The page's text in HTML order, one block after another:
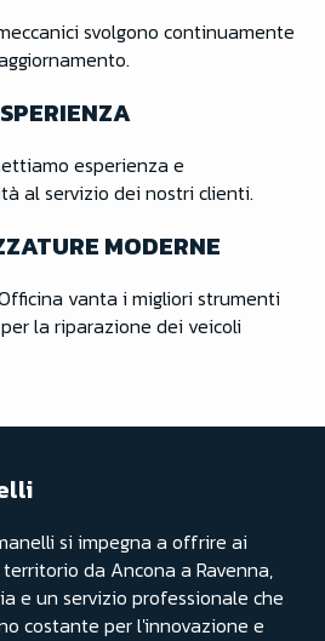
svolgono continuamente
esperienza e
al servizio dei nostri clienti.
MODERNE
vanta i migliori strumenti
la riparazione dei veicoli
si impegna a offrire ai
da Ancona a Ravenna,
e un servizio professionale che
costante per l'innovazione e